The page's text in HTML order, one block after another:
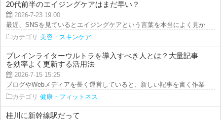
20代前半のエイジングケアはまだ早い？
2026-7-23 19:00
最近、SNSを見ているとエイジングケアという言葉を本当によく見かけま
カテゴリ 美容・スキンケア
ブレインライターウルトラを導入すべき人とは？大量記事
を効率よく更新する活用法
2026-7-15 15:25
ブログやWebメディアを長く運営していると、新しい記事を書く作業より
カテゴリ 健康・フィットネス
桂川に新幹線駅だって